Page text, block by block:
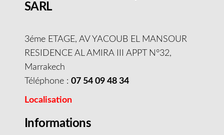
SARL
3éme ETAGE, AV YACOUB EL MANSOUR
RESIDENCE AL AMIRA III APPT N°32,
Marrakech
Téléphone : 07 54 09 48 34
Localisation
Informations